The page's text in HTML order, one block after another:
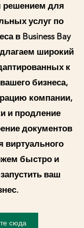
для
услуг по
в Business Bay
широкий
к
бизнеса,
компании,
и продление
документов
виртуального
быстро и
ваш
сюда